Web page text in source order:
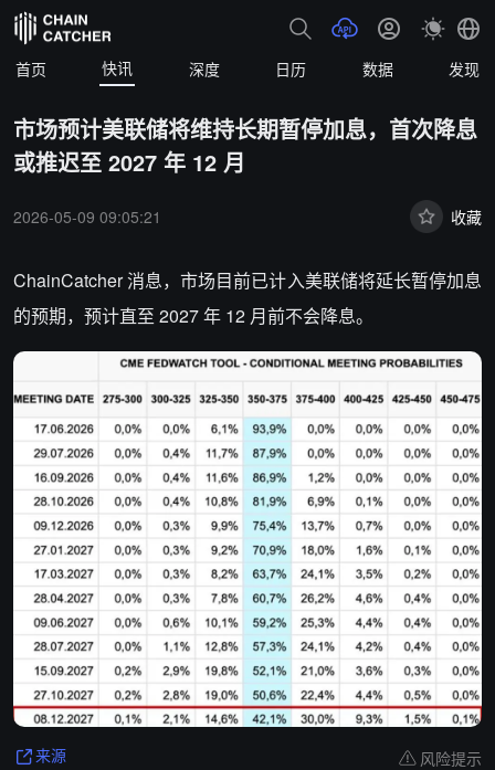
首页 快讯 深度 日历 数据 发现
市场预计美联储将维持长期暂停加息，首次降息
或推迟至 2027 年 12 月
2026-05-09 09:05:21 收藏
ChainCatcher 消息，市场目前已计入美联储将延长暂停加息
的预期，预计直至 2027 年 12 月前不会降息。
来源 风险提示